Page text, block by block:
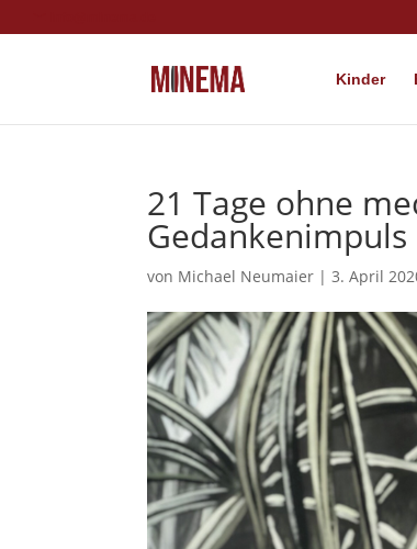
Kinder
21 Tage ohne
Gedankenimpuls
von Michael Neumaier |3. April